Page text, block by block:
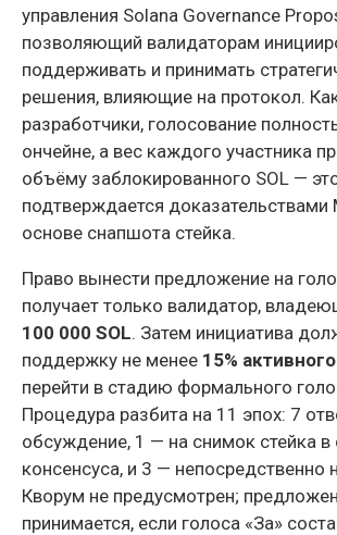
управления Solana Governance
позволяющий валидаторам
поддерживать и принимать
решения, влияющие на протокол.
разработчики, голосование
ончейне, а вес каждого участника
объёму заблокированного SOL —
подтверждается доказательствами
основе снапшота стейка.
Право вынести предложение на
получает только валидатор,
100 000 SOL. Затем инициатива
поддержку не менее 15%
перейти в стадию формального
Процедура разбита на 11 эпох: 7
обсуждение, 1 — на снимок стейка в
консенсуса, и 3 — непосредственно
Кворум не предусмотрен;
принимается, если голоса «За»